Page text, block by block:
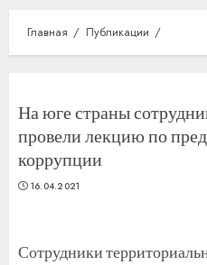
Главная Публикации
На юге страны
провели лекцию по
коррупции
16.04.2021
Сотрудники